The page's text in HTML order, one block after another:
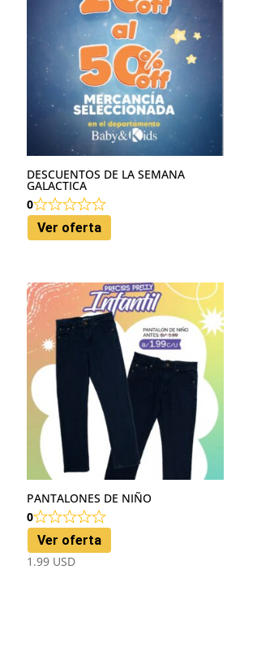
DESCUENTOS DE LA SEMANA
GALACTICA
0
Ver oferta
PANTALONES DE NIÑO
0
Ver oferta
1.99 USD